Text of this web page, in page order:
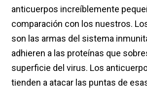
anticuerpos increíblemente
comparación con los nuestros.
son las armas del sistema
adhieren a las proteínas que
superficie del virus. Los
tienden a atacar las puntas de